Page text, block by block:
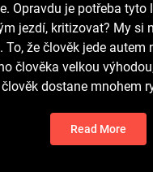
Opravdu je potřeba tyto
jezdí, kritizovat? My si
To, že člověk jede autem
člověka velkou
člověk dostane mnohem
Read More